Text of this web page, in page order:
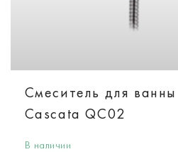
Смеситель для
Cascata QC02
В наличии